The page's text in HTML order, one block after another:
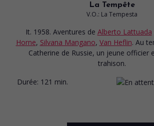
La Tempête
V.O.: La Tempesta
It. 1958. Aventures de Alberto Lattuada
Horne, Silvana Mangano, Van Heflin. Au
Catherine de Russie, un jeune officier
trahison.
Durée: 121 min.